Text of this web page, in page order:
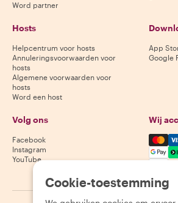
Word partner
Hosts
Helpcentrum voor hosts
Annuleringsvoorwaarden voor
hosts
Algemene voorwaarden voor
hosts
Word een host
App
Google
Volg ons
Facebook
Instagram
YouTube
Wij
Cookie-toestemming